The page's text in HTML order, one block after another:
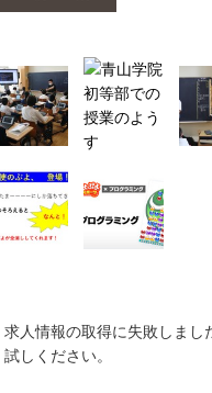
求人情報の取得に失敗しまし
試しください。